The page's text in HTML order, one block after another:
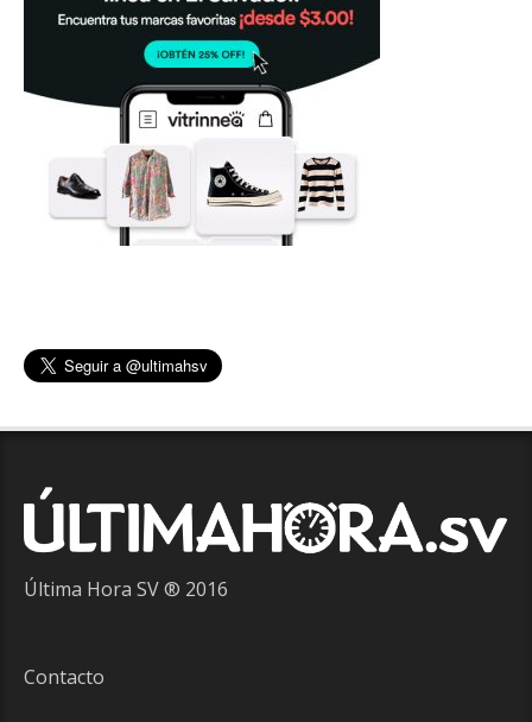
Última Hora SV ® 2016
Contacto